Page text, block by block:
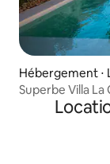
Hébergement ⋅
Superbe Villa